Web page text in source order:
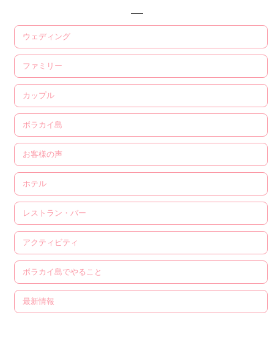
ウェディング
ファミリー
カップル
ボラカイ島
お客様の声
ホテル
レストラン・バー
アクティビティ
ボラカイ島でやること
最新情報